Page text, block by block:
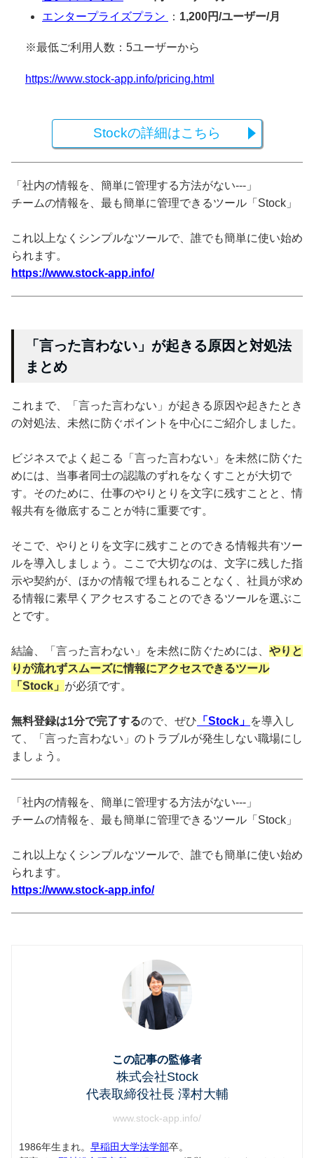
エンタープライズプラン
： 1,200円/ユーザー/月
※最低ご利用人数：5ユーザーから
https://www.stock-app.info/pricing.html
Stockの詳細はこちら
「社内の情報を、簡単に管理する方法がない---」
チームの情報を、最も簡単に管理できるツール「Stock」
これ以上なくシンプルなツールで、誰でも簡単に使い始め
られます。
https://www.stock-app.info/
「言った言わない」が起きる原因と対処法
まとめ
これまで、「言った言わない」が起きる原因や起きたとき
の対処法、未然に防ぐポイントを中心にご紹介しました。
ビジネスでよく起こる「言った言わない」を未然に防ぐた
めには、当事者同士の認識のずれをなくすことが大切で
す。そのために、仕事のやりとりを文字に残すことと、情
報共有を徹底することが特に重要です。
そこで、やりとりを文字に残すことのできる情報共有ツー
ルを導入しましょう。ここで大切なのは、文字に残した指
示や契約が、ほかの情報で埋もれることなく、社員が求め
る情報に素早くアクセスすることのできるツールを選ぶこ
とです。
結論、「言った言わない」を未然に防ぐためには、 やりと
りが流れずスムーズに情報にアクセスできるツール
「Stock」 が必須です。
無料登録は1分で完了するので、ぜひ 「Stock」 を導入し
て、「言った言わない」のトラブルが発生しない職場にし
ましょう。
「社内の情報を、簡単に管理する方法がない---」
チームの情報を、最も簡単に管理できるツール「Stock」
これ以上なくシンプルなツールで、誰でも簡単に使い始め
られます。
https://www.stock-app.info/
この記事の監修者
株式会社Stock
代表取締役社長 澤村大輔
www.stock-app.info/
1986年生まれ。 早稲田大学法学部卒。